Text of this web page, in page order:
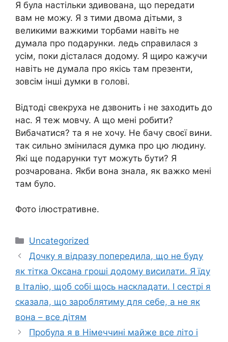
Я була настільки здивована, що передати
вам не можу. Я з тими двома дітьми, з
великими важкими торбами навіть не
думала про подарунки. ледь справилася з
усім, поки дісталася додому. Я щиро кажучи
навіть не думала про якісь там презенти,
зовсім інші думки в голові.
Відтоді свекруха не дзвонить і не заходить до
нас. Я теж мовчу. А що мені робити?
Вибачатися? та я не хочу. Не бачу своєї вини.
так сильно змінилася думка про цю людину.
Які ще подарунки тут можуть бути? Я
розчарована. Якби вона знала, як важко мені
там було.
Фото ілюстративне.
Категорії
Uncategorized
Дочку я відразу попередила, що не буду
як тітка Оксана гроші додому висилати. Я їду
в Італію, щоб собі щось наскладати. І сестрі я
сказала, що зароблятиму для себе, а не як
вона – все дітям
Пробула я в Німеччині майже все літо і